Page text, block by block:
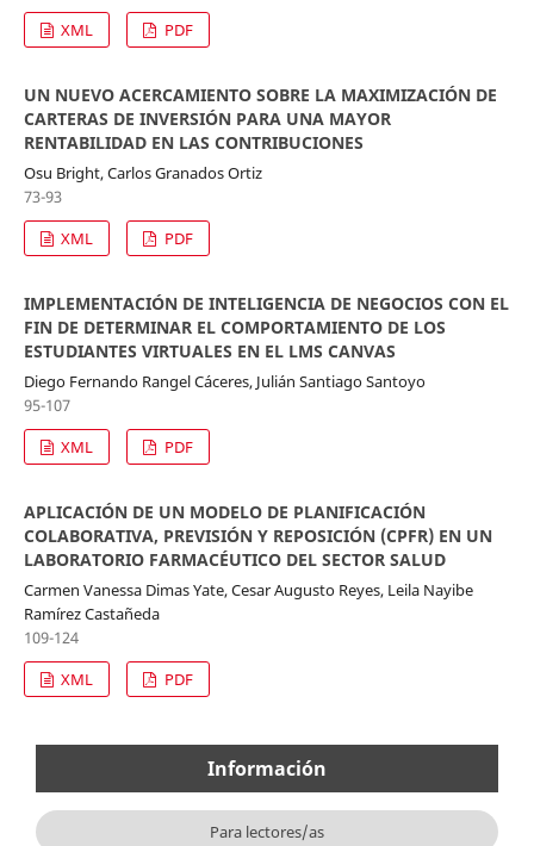
XML
PDF
UN NUEVO ACERCAMIENTO SOBRE LA MAXIMIZACIÓN DE
CARTERAS DE INVERSIÓN PARA UNA MAYOR
RENTABILIDAD EN LAS CONTRIBUCIONES
Osu Bright, Carlos Granados Ortiz
73-93
XML
PDF
IMPLEMENTACIÓN DE INTELIGENCIA DE NEGOCIOS CON EL
FIN DE DETERMINAR EL COMPORTAMIENTO DE LOS
ESTUDIANTES VIRTUALES EN EL LMS CANVAS
Diego Fernando Rangel Cáceres, Julián Santiago Santoyo
95-107
XML
PDF
APLICACIÓN DE UN MODELO DE PLANIFICACIÓN
COLABORATIVA, PREVISIÓN Y REPOSICIÓN (CPFR) EN UN
LABORATORIO FARMACÉUTICO DEL SECTOR SALUD
Carmen Vanessa Dimas Yate, Cesar Augusto Reyes, Leila Nayibe
Ramírez Castañeda
109-124
XML
PDF
Información
Para lectores/as